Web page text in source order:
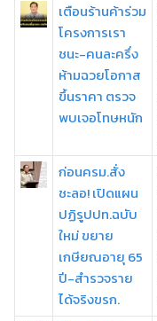
เตือนร้านค้าร่วม
โครงการเรา
ชนะ-คนละครึ่ง
ห้ามฉวยโอกาส
ขึ้นราคา ตรวจ
พบเจอโทษหนัก
ก่อนครม.สั่ง
ชะลอ! เปิดแผน
ปฏิรูปปท.ฉบับ
ใหม่ ขยาย
เกษียณอายุ 65
ปี-สำรวจราย
ได้จริงขรก.